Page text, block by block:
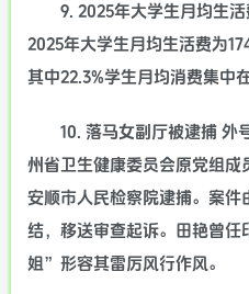
9. 2025年大学生月均生活
2025年大学生月均生活费为
其中22.3%学生月均消费集中
10. 落马女副厅被逮捕
州省卫生健康委员会原党组
安顺市人民检察院逮捕。案
结，移送审查起诉。田艳曾
姐”形容其雷厉风行作风。